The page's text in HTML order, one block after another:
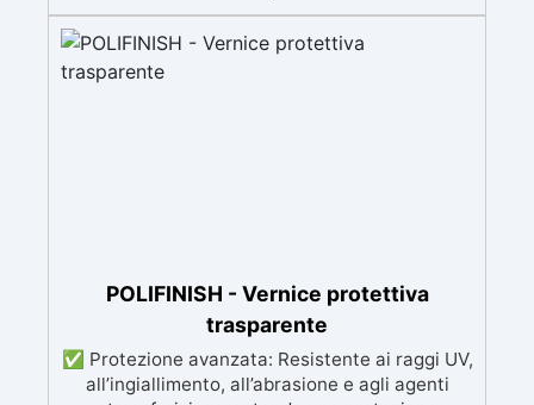
duraturi ✅ Colore Beige ma colorabile a
piacere sia da liquida che da solida
POLIFINISH - Vernice protettiva
trasparente
✅ Protezione avanzata: Resistente ai raggi UV,
all’ingiallimento, all’abrasione e agli agenti